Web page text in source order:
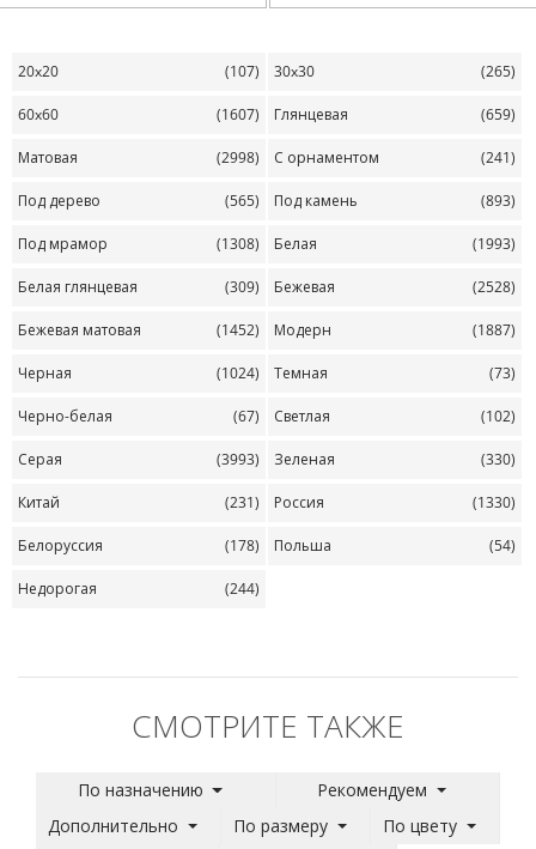
20x20 (107) 30x30 (265)
60x60 (1607) Глянцевая (659)
Матовая (2998) С орнаментом (241)
Под дерево (565) Под камень (893)
Под мрамор (1308) Белая (1993)
Белая глянцевая (309) Бежевая (2528)
Бежевая матовая (1452) Модерн (1887)
Черная (1024) Темная (73)
Черно-белая (67) Светлая (102)
Серая (3993) Зеленая (330)
Китай (231) Россия (1330)
Белоруссия (178) Польша (54)
Недорогая (244)
СМОТРИТЕ ТАКЖЕ
По назначению
Рекомендуем
Дополнительно
По размеру
По цвету